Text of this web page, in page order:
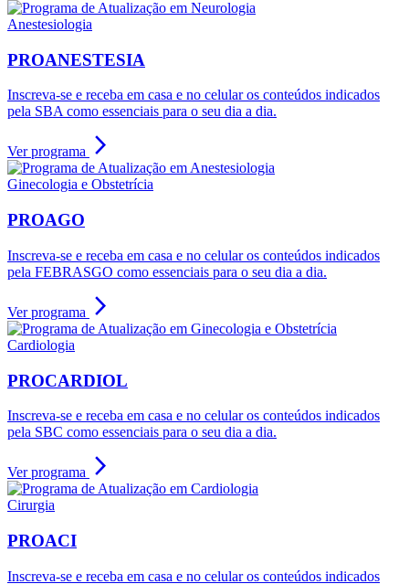
Anestesiologia
PROANESTESIA
Inscreva-se e receba em casa e no celular os conteúdos indicados
pela SBA como essenciais para o seu dia a dia.
Ver programa arrow_forward_ios
Ginecologia e Obstetrícia
PROAGO
Inscreva-se e receba em casa e no celular os conteúdos indicados
pela FEBRASGO como essenciais para o seu dia a dia.
Ver programa arrow_forward_ios
Cardiologia
PROCARDIOL
Inscreva-se e receba em casa e no celular os conteúdos indicados
pela SBC como essenciais para o seu dia a dia.
Ver programa arrow_forward_ios
Cirurgia
PROACI
Inscreva-se e receba em casa e no celular os conteúdos indicados